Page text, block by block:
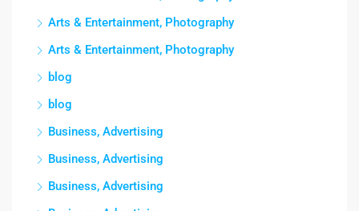
Arts & Entertainment, Photography
Arts & Entertainment, Photography
blog
blog
Business, Advertising
Business, Advertising
Business, Advertising